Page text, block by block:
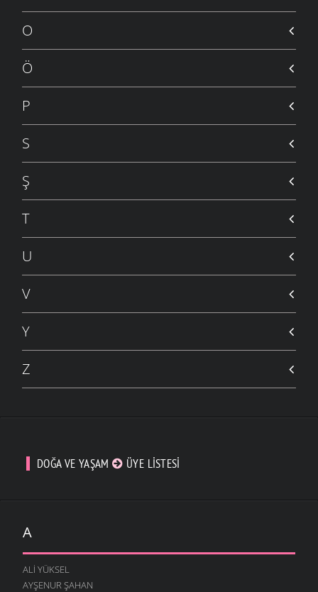
O
Ö
P
S
Ş
T
U
V
Y
Z
DOĞA VE YAŞAM ÜYE LISTESI
A
ALI YÜKSEL
AYŞENUR ŞAHAN